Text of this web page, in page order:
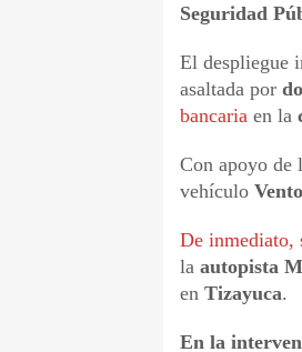
Seguridad
El despliegue
asaltada por
bancaria en la
Con apoyo de
vehículo
De inmediato,
la autopista
en Tizayuca.
En la